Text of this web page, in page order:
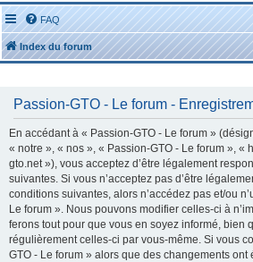
FAQ
Index du forum
Passion-GTO - Le forum -
En accédant à « Passion-GTO - Le forum »
« notre », « nos », « Passion-GTO - Le forum », «
gto.net »), vous acceptez d’être légalement
suivantes. Si vous n’acceptez pas d’être
conditions suivantes, alors n’accédez pas et/ou
Le forum ». Nous pouvons modifier celles-ci à
ferons tout pour que vous en soyez informé, bien
régulièrement celles-ci par vous-même. Si vous
GTO - Le forum » alors que des changements ont